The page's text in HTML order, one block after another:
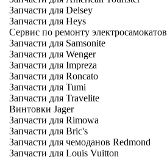
Запчасти для Delsey
Запчасти для Heys
Сервис по ремонту электросамокатов
Запчасти для Samsonite
Запчасти для Wenger
Запчасти для Impreza
Запчасти для Roncato
Запчасти для Tumi
Запчасти для Travelite
Винтовки Jager
Запчасти для Rimowa
Запчасти для Bric's
Запчасти для чемоданов Redmond
Запчасти для Louis Vuitton